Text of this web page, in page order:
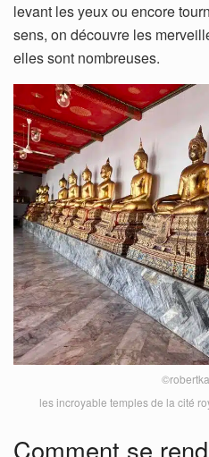
levant les yeux ou encore
sens, on découvre les
elles sont nombreuses.
les incroyable temples de la cité
Comment se